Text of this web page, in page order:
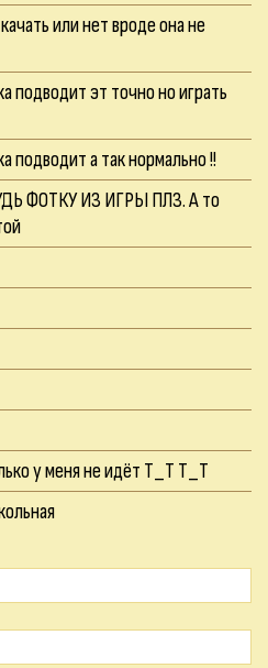
или нет вроде она не
подводит эт точно но играть
подводит а так нормально !!
ФОТКУ ИЗ ИГРЫ ПЛЗ. А то
у меня не идёт Т_Т Т_Т